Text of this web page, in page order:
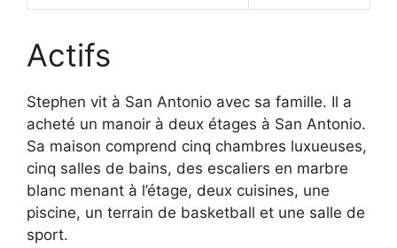
Actifs
Stephen vit à San Antonio avec sa famille. Il a
acheté un manoir à deux étages à San Antonio.
Sa maison comprend cinq chambres luxueuses,
cinq salles de bains, des escaliers en marbre
blanc menant à l’étage, deux cuisines, une
piscine, un terrain de basketball et une salle de
sport.